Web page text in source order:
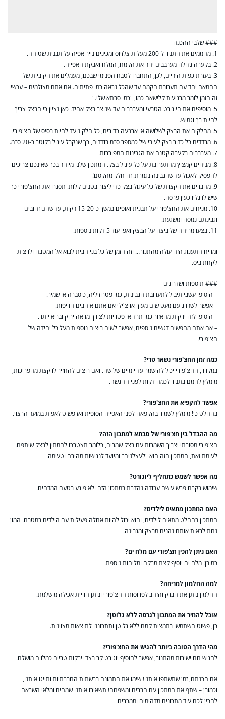
### שלבי ההכנה
1. מחממים את התנור ל-200 מעלות צלזיוס ומכינים נייר אפיה על תבנית שטוחה.
2. בקערה גדולה מערבבים יחד את הקמח, המלח ואבקת האפייה.
3. בעזרת כפות הידיים, לכן, התחברו לטבח הפנימי שבכם, מעמלים את הקוביות של
החמאה יחד עם תערובת הקמח עד שהכל נראה כמו פתיתים. אם אתם מצולמים – עכשיו
זה הזמן לומר מרגיעות קלישאה כמו, "כמו סבתא שלי."
5. מוסיפים את היוגורט הטבעי ומערבבים עד שנוצר בצק אחיד. כאן נציין כי הבצק צריך
להיות רך וגמיש.
5. מחלקים את הבצק לשלושה או ארבעה כדורים, כל חלק נועד להיות בסיס של חצ'פורי.
6. מרדדים כל כדור בצק לעובי של כמספר ס"מ בודדים, כך שנקבל עיגול בקוטר כ-20 ס"מ.
7. מערבבים בקערה קטנה את הגבינות המפוררות.
8. מניחים קמצוץ מהתערובת על כל עיגול בצק. המתכון שלנו מיוחד בכך שאינכם צריכים
להפסיק לאכול עד שהגבינה נגמרת. זה חלק מהקסם!
9. מחברים את הקצוות של כל עיגול בצק כדי ליצור בטנים קלות. תסגרו את החצ'פורי כך
שיש לרגליו כעין פרסה.
10. מניחים את החצ'פורי על תבנית ואופים במשך כ-15-20 דקות, עד שהם זהובים
וגבינתם נמסה ומשגעת.
11. בצעו מריחה של ביצה על הבצק ואפו עוד 5 דקות נוספות.
ומריח התענוג הזה עולה מהתנור… וזה הזמן של כל בני הבית לבוא אל המטבח ולרצות
לקחת ביס.
### תוספות ושדרוגים
– הוסיפו עשבי תיבול לתערובת הגבינות, כמו פטרוזיליה, כוסברה או שמיר.
– אפשר לשדרג עם מעט שום מעוך או צ'ילי אם אתם אוהבים חריפות.
– הוסיפו לזה ירקות מהאזור כמו תרד או פטריות לצורך מראה ירוק ובריא יותר.
– אם אתם מחפשים דגשים נוספים, אפשר לשים ביצים נוספות מעל כל יחידה של
חצ'פורי.
כמה זמן החצ'פורי נשאר טרי?
במקרר, החצ'פורי יכול להישמר עד יומיים שלושה. ואם רוצים להחזיר לו קצת מהפריכות,
מומלץ לחמם בתנור לכמה דקות לפני ההגשה.
אפשר להקפיא את החצ'פורי?
בהחלט כן! מומלץ לשמור בהקפאה לפני האפייה הסופית ואז פשוט לאפות במועד הרצוי.
מה ההבדל בין חצ'פורי של סבתא למתכון הזה?
חצ'פורי מסורתי יצריך השמרות עם בצק שמרים, כלומר תצטרכו להמתין לבצק שיתפח.
לעומת זאת, המתכון הזה הוא "לעצלנים" ומיועד לנגישות מהירה וטעימה.
מה אפשר לשמש כתחליף ליוגורט?
שימוש בקרם פרש עושה עבודה נהדרת במתכון הזה ולא פוגע בטעם המדהים.
האם המתכון מתאים לילדים?
המתכון בהחלט מתאים לילדים, והוא יכול להיות אחלה פעילות עם הילדים במטבח. המון
נחת לראות אותם נהנים מבצק ומגבינה.
האם ניתן להכין חצ'פורי עם מלח ים?
כמובן! מלח ים יוסיף קצת מרקם ומליחות נוספת.
למה החלמון למריחה?
החלמון נותן את הברק והזהב לפרוסות החצ'פורי ונותן חוויית אכילה מושלמת.
אוכל להמיר את המתכון לגרסה ללא גלוטן?
כן, פשוט השתמשו בתמצית קמח ללא גלוטן ותתכוננו לתוצאות מצוינות.
מהי הדרך הטובה ביותר להגיש את החצ'פורי?
להגיש חם ישירות מהתנור, אפשר להוסיף יוגורט קר בצד וירקות טריים כמלווה מושלם.
אם הכנתם, זמן שתשתפו אותנו! שימו את התמונה ברשתות החברתיות ותייגו אותנו,
וכמובן – שתף את המתכון עם חברים ומשפחה! תשאירו אותנו שמחים ומלאי השראה
להכין לכם עוד מתכונים מדהימים וממכרים.